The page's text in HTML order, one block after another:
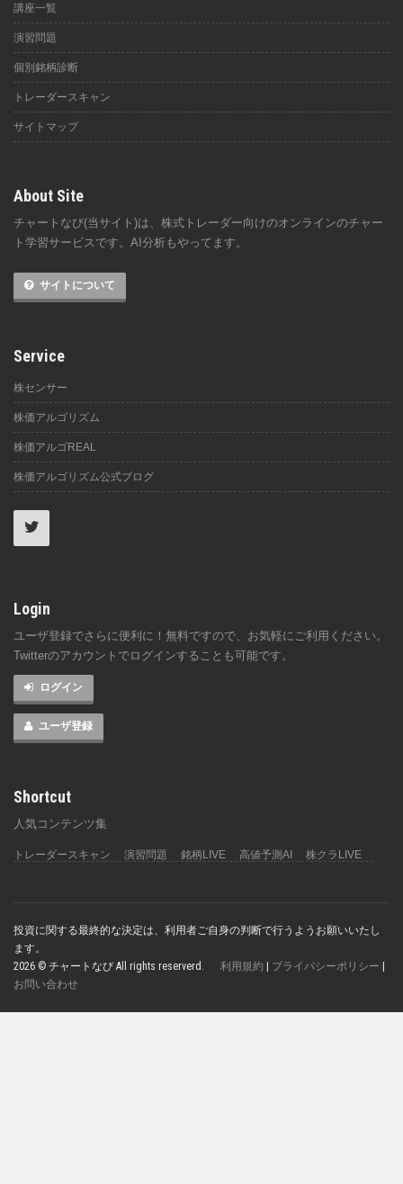
講座一覧
演習問題
個別銘柄診断
トレーダースキャン
サイトマップ
About Site
チャートなび(当サイト)は、株式トレーダー向けのオンラインのチャー
ト学習サービスです。AI分析もやってます。
サイトについて
Service
株センサー
株価アルゴリズム
株価アルゴREAL
株価アルゴリズム公式ブログ
Login
ユーザ登録でさらに便利に！無料ですので、お気軽にご利用ください。
Twitterのアカウントでログインすることも可能です。
ログイン
ユーザ登録
Shortcut
人気コンテンツ集
トレーダースキャン 演習問題 銘柄LIVE 高値予測AI 株クラLIVE
投資に関する最終的な決定は、利用者ご自身の判断で行うようお願いいたし
ます。
2026 © チャートなび All rights reserverd. 利用規約 | プライバシーポリシー |
お問い合わせ